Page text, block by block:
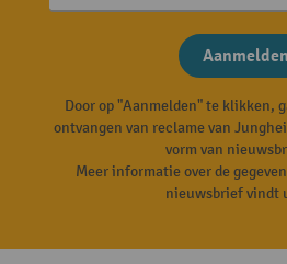
Aanmelden
Door op "Aanmelden" te klikken,
ontvangen van reclame van
vorm van
Meer informatie over de
nieuwsbrief vindt